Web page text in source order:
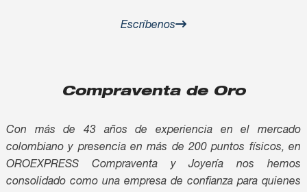
Escríbenos
Compraventa de Oro
Con más de 43 años de experiencia en el mercado
colombiano y presencia en más de 200 puntos físicos, en
OROEXPRESS Compraventa y Joyería nos hemos
consolidado como una empresa de confianza para quienes